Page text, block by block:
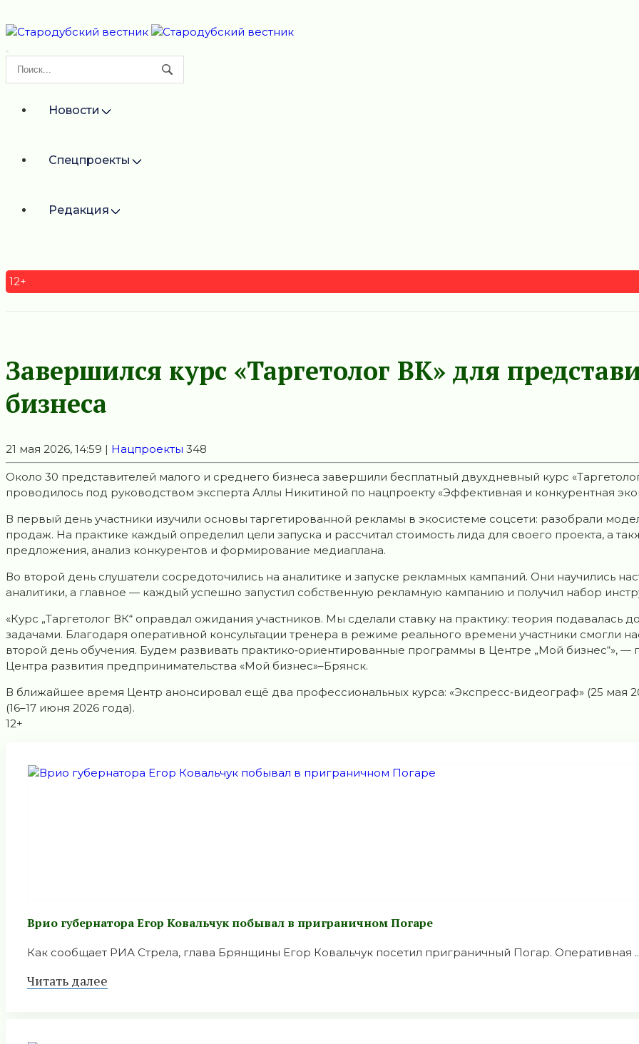
Новости
Спецпроекты
Редакция
12+
Завершился курс «Таргетолог ВК» для
бизнеса
21 мая 2026, 14:59 | Нацпроекты 348
Около 30 представителей малого и среднего бизнеса завершили бесплатный двухдневный курс
проводилось под руководством эксперта Аллы Никитиной по нацпроекту «Эффективная и конкурентная
В первый день участники изучили основы таргетированной рекламы в экосистеме соцсети: разобрали
продаж. На практике каждый определил цели запуска и рассчитал стоимость лида для своего проекта, а
предложения, анализ конкурентов и формирование медиаплана.
Во второй день слушатели сосредоточились на аналитике и запуске рекламных кампаний. Они научились
аналитики, а главное — каждый успешно запустил собственную рекламную кампанию и получил набор
«Курс „Таргетолог ВК“ оправдал ожидания участников. Мы сделали ставку на практику: теория подавалась
задачами. Благодаря оперативной консультации тренера в режиме реального времени участники смогли
второй день обучения. Будем развивать практико‑ориентированные программы в Центре „Мой бизнес“»,
Центра развития предпринимательства «Мой бизнес»–Брянск.
В ближайшее время Центр анонсировал ещё два профессиональных курса: «Экспресс‑видеограф» (25 мая
(16–17 июня 2026 года).
12+
Врио губернатора Егор Ковальчук побывал в приграничном Погаре
Как сообщает РИА Стрела, глава Брянщины Егор Ковальчук посетил приграничный Погар. Оперативная
Читать далее